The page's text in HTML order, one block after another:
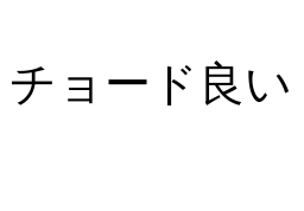
チョード良